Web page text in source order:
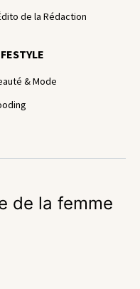
de la Rédaction
& Mode
de la femme